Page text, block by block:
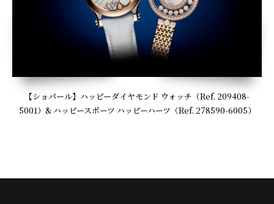
【ショパール】ハッピーダイヤモンド ウォッチ（Ref. 209408-
5001）& ハッピースポーツ ハッピーハーツ（Ref. 278590-6005）